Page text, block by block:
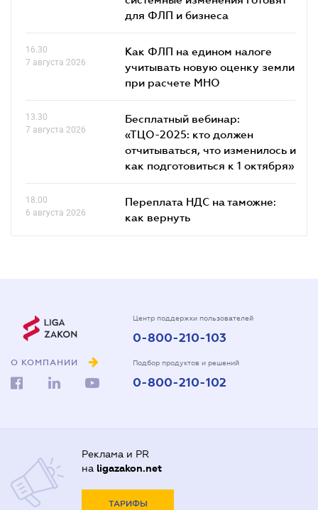
для ФЛП и бизнеса
16.30
7 августа 2026
Как ФЛП на едином налоге
учитывать новую оценку земли
при расчете МНО
13.30
7 августа 2026
Бесплатный вебинар:
«ТЦО-2025: кто должен
отчитываться, что изменилось и
как подготовиться к 1 октября»
18.00
6 августа 2026
Переплата НДС на таможне:
как вернуть
О КОМПАНИИ
Центр поддержки пользователей
0-800-210-103
Подбор продуктов и решений
0-800-210-102
Реклама и PR
на ligazakon.net
ТАРИФЫ